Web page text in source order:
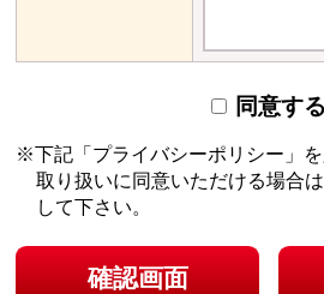
同意する
下記「プライバシーポリシー」
取り扱いに同意いただける場合は
して下さい。
確認画面